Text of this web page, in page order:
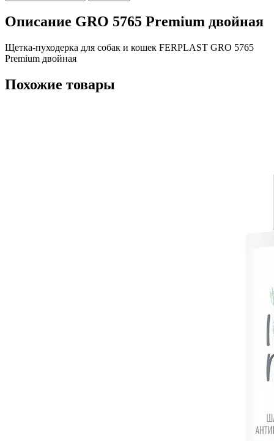
Описание GRO 5765 Premium двойная
Щетка-пуходерка для собак и кошек FERPLAST GRO 5765
Premium двойная
Похожие товары